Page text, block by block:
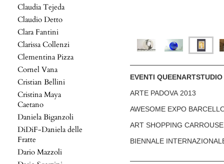
Claudia Tejeda
Claudio Detto
Clara Fantini
Clarissa Collenzi
Clementina Pizza
Cornel Vana
Cristian Bellini
Cristina Maya
Caetano
Daniela Biganzoli
DiDiF-Daniela delle
Fratte
Dario Mazzoli
EVENTI QUEENARTSTUDIO
ARTE PADOVA 2013
AWESOME EXPO
ART SHOPPING
BIENNALE